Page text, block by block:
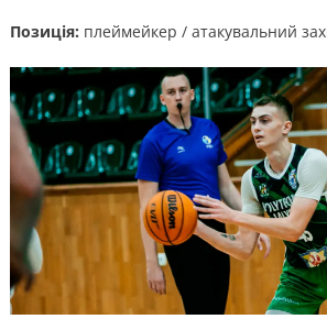
Позиція: плеймейкер / атакувальний